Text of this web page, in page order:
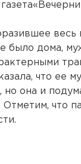
весь
было дома,
что ее
она и
что